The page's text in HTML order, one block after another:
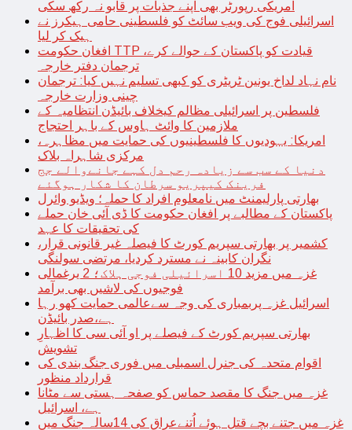
امریکی رپورٹر بھی اپنے جذبات پر قابو نہ رکھ سکی
اسرائیلی فوج کی ویب سائٹ کو فلسطینی حامی ہیکرز نے
ہیک کر لیا
افغان حکومت TTP قیادت کو پاکستان کے حوالے کرے،
ترجمان دفتر خارجہ
نام نہاد لداخ یونین ٹریٹری کو کبھی تسلیم نہیں کیا: ترجمان
چینی وزارت خارجہ
فلسطین پر اسرائیلی مظالم کیخلاف بائیڈن انتظامیہ کے
ملازمین کا وائٹ ہاوس کے باہر احتجاج
امریکا: یہودیوں کا فلسطینیوں کی حمایت میں مظاہرہ،
مرکزی شاہراہ بلاک
دنیا کے سب سے زیادہ رحم دل کہے جانےوالے جج
فرینک کیپریو سرطان کا شکار ہوگئے
بھارتی پارلیمنٹ میں نامعلوم افراد کا حملہ؛ ویڈیو وائرل
پاکستان کے مطالبے پر افغان حکومت کا ڈی آئی خان حملے
کی تحقیقات کا عہد
کشمیر پر بھارتی سپریم کورٹ کا فیصلہ غیر قانونی قرار،
نگران کابینہ نے مسترد کردیا، مرتضی سولنگی
غزہ میں مزید 10 اسرائیلی فوجی ہلاک؛ 2 یرغمالی
فوجیوں کی لاشیں بھی برآمد
اسرائیل غزہ پربمباری کی وجہ سےعالمی حمایت کھو رہا
ہے،صدر بائیڈن
بھارتی سپریم کورٹ کے فیصلے پر او آئی سی کا اظہارِ
تشویش
اقوام متحدہ کی جنرل اسمبلی میں فوری جنگ بندی کی
قرارداد منظور
غزہ میں جنگ کا مقصد حماس کو صفحہ ہستی سے مٹانا
ہے، اسرائیل
غزہ میں جتنے بچے قتل ہوئے اُتنےعراق کی 14سالہ جنگ میں